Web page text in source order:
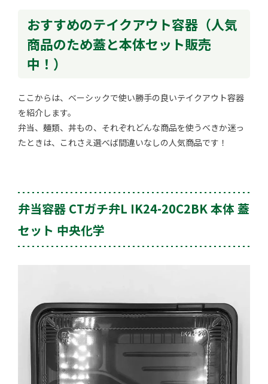
おすすめのテイクアウト容器（人気
商品のため蓋と本体セット販売
中！）
ここからは、ベーシックで使い勝手の良いテイクアウト容器
を紹介します。
弁当、麺類、丼もの、それぞれどんな商品を使うべきか迷っ
たときは、これさえ選べば間違いなしの人気商品です！
弁当容器 CTガチ弁L IK24-20C2BK 本体 蓋
セット 中央化学